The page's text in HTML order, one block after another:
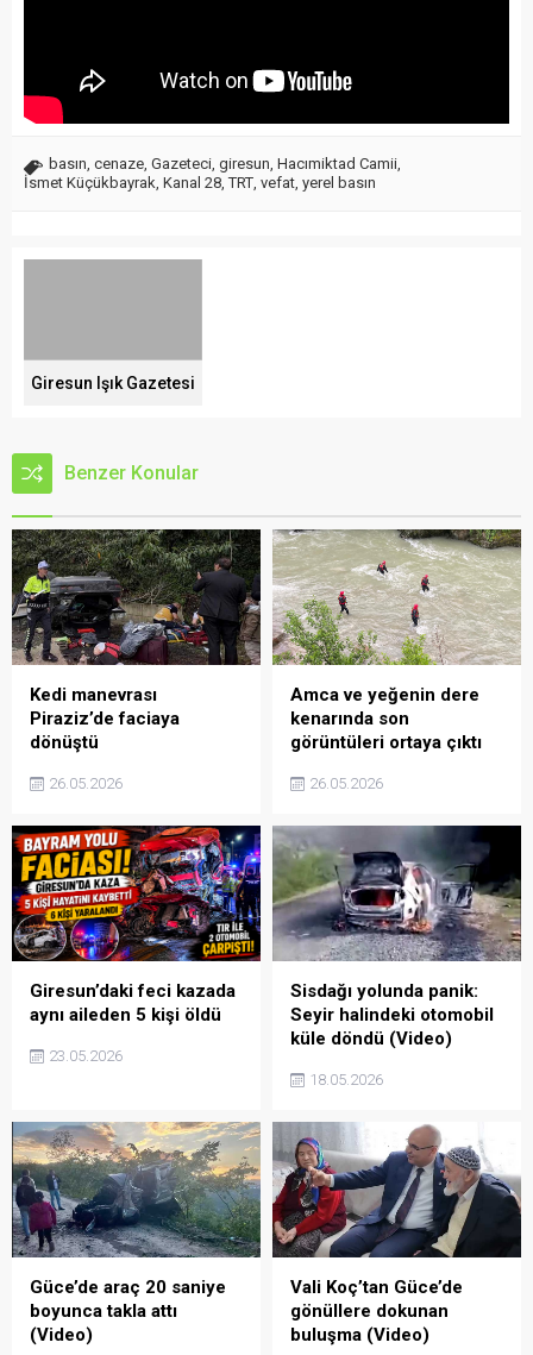
basın, cenaze, Gazeteci, giresun, Hacımiktad Camii,
İsmet Küçükbayrak, Kanal 28,TRT, vefat, yerel basın
Giresun Işık Gazetesi
Benzer Konular
Kedi manevrası
Piraziz’de faciaya
dönüştü
26.05.2026
Amca ve yeğenin dere
kenarında son
görüntüleri ortaya çıktı
26.05.2026
Giresun’daki feci kazada
aynı aileden 5 kişi öldü
23.05.2026
Sisdağı yolunda panik:
Seyir halindeki otomobil
küle döndü (Video)
18.05.2026
Güce’de araç 20 saniye
boyunca takla attı
(Video)
Vali Koç’tan Güce’de
gönüllere dokunan
buluşma (Video)